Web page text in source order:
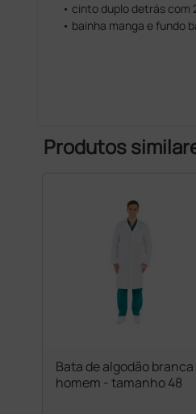
• cinto duplo detrás com
• bainha manga e fundo
Produtos
Bata de algodão branca
homem - tamanho 48